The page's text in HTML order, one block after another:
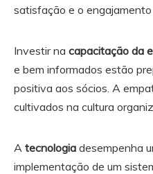
satisfação e o
Investir na capacitação da
e bem informados estão
positiva aos sócios. A
cultivados na cultura
A tecnologia desempenha
implementação de um